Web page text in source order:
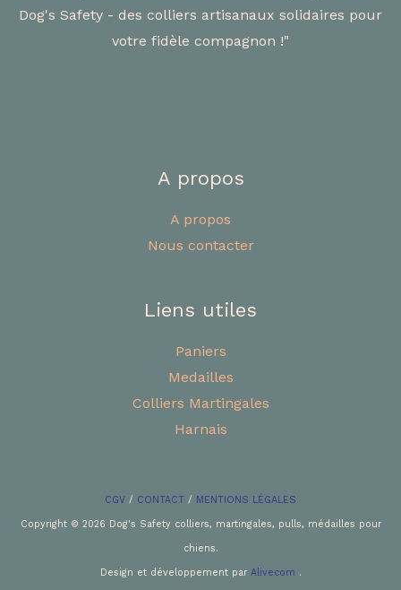
Dog's Safety - des colliers artisanaux solidaires pour
votre fidèle compagnon !"
A propos
A propos
Nous contacter
Liens utiles
Paniers
Medailles
Colliers Martingales
Harnais
CGV / CONTACT / MENTIONS LÉGALES
Copyright © 2026 Dog's Safety colliers, martingales, pulls, médailles pour
chiens.
Design et développement par Alivecom .